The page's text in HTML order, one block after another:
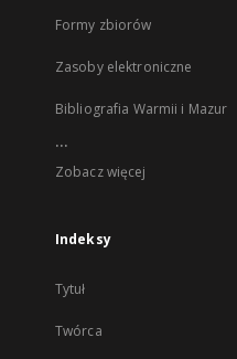
Formy zbiorów
Zasoby elektroniczne
Bibliografia Warmii i Mazur
...
Zobacz więcej
Indeksy
Tytuł
Twórca